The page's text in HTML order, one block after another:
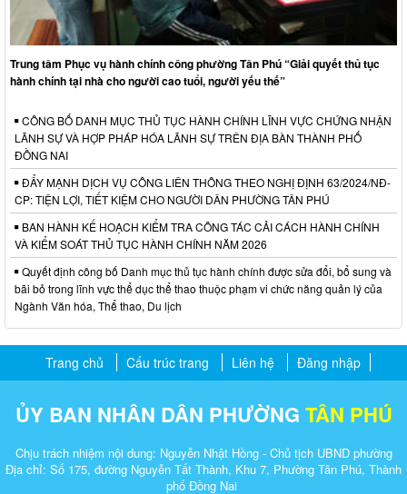
Trung tâm Phục vụ hành chính công phường Tân Phú “Giải quyết thủ tục
hành chính tại nhà cho người cao tuổi, người yếu thế”
CÔNG BỐ DANH MỤC THỦ TỤC HÀNH CHÍNH LĨNH VỰC CHỨNG NHẬN
LÃNH SỰ VÀ HỢP PHÁP HÓA LÃNH SỰ TRÊN ĐỊA BÀN THÀNH PHỐ
ĐỒNG NAI
ĐẨY MẠNH DỊCH VỤ CÔNG LIÊN THÔNG THEO NGHỊ ĐỊNH 63/2024/NĐ-
CP: TIỆN LỢI, TIẾT KIỆM CHO NGƯỜI DÂN PHƯỜNG TÂN PHÚ
BAN HÀNH KẾ HOẠCH KIỂM TRA CÔNG TÁC CẢI CÁCH HÀNH CHÍNH
VÀ KIỂM SOÁT THỦ TỤC HÀNH CHÍNH NĂM 2026
Quyết định công bố Danh mục thủ tục hành chính được sửa đổi, bổ sung và
bãi bỏ trong lĩnh vực thể dục thể thao thuộc phạm vi chức năng quản lý của
Ngành Văn hóa, Thể thao, Du lịch
Trang chủ Cấu trúc trang Liên hệ Đăng nhập
ỦY BAN NHÂN DÂN PHƯỜNG TÂN PHÚ
Chịu trách nhiệm nội dung: Nguyễn Nhật Hồng - Chủ tịch UBND phường
Địa chỉ: Số 175, đường Nguyễn Tất Thành, Khu 7, Phường Tân Phú, Thành
phố Đồng Nai